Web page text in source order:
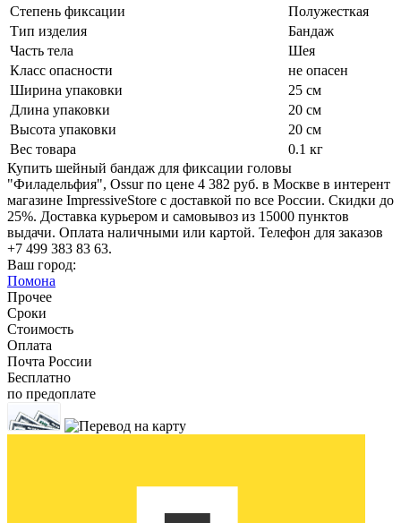
Степень фиксации
Полужесткая
Тип изделия
Бандаж
Часть тела
Шея
Класс опасности
не опасен
Ширина упаковки
25 см
Длина упаковки
20 см
Высота упаковки
20 см
Вес товара
0.1 кг
Купить шейный бандаж для фиксации головы
"Филадельфия", Ossur по цене 4 382 руб. в Москве в интерент
магазине ImpressiveStore с доставкой по все России. Скидки до
25%. Доставка курьером и самовывоз из 15000 пунктов
выдачи. Оплата наличными или картой. Телефон для заказов
+7 499 383 83 63.
Ваш город:
Помона
Прочее
Сроки
Стоимость
Оплата
Почта России
Бесплатно
по предоплате